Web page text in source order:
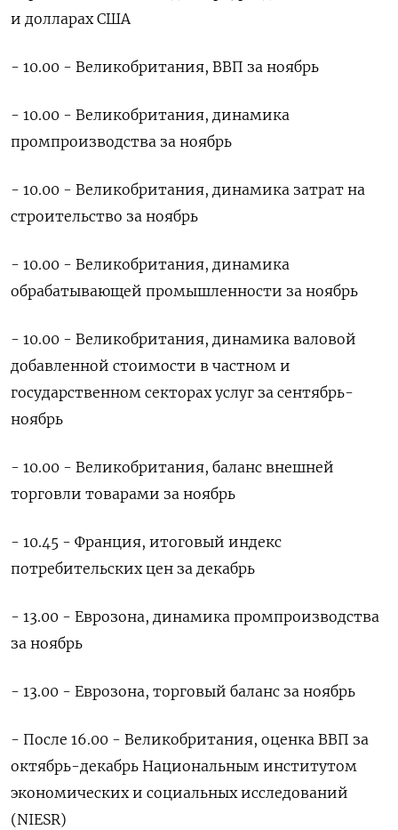
и долларах США
- 10.00 - Великобритания, ВВП за ноябрь
- 10.00 - Великобритания, динамика
промпроизводства за ноябрь
- 10.00 - Великобритания, динамика затрат на
строительство за ноябрь
- 10.00 - Великобритания, динамика
обрабатывающей промышленности за ноябрь
- 10.00 - Великобритания, динамика валовой
добавленной стоимости в частном и
государственном секторах услуг за сентябрь-
ноябрь
- 10.00 - Великобритания, баланс внешней
торговли товарами за ноябрь
- 10.45 - Франция, итоговый индекс
потребительских цен за декабрь
- 13.00 - Еврозона, динамика промпроизводства
за ноябрь
- 13.00 - Еврозона, торговый баланс за ноябрь
- После 16.00 - Великобритания, оценка ВВП за
октябрь-декабрь Национальным институтом
экономических и социальных исследований
(NIESR)